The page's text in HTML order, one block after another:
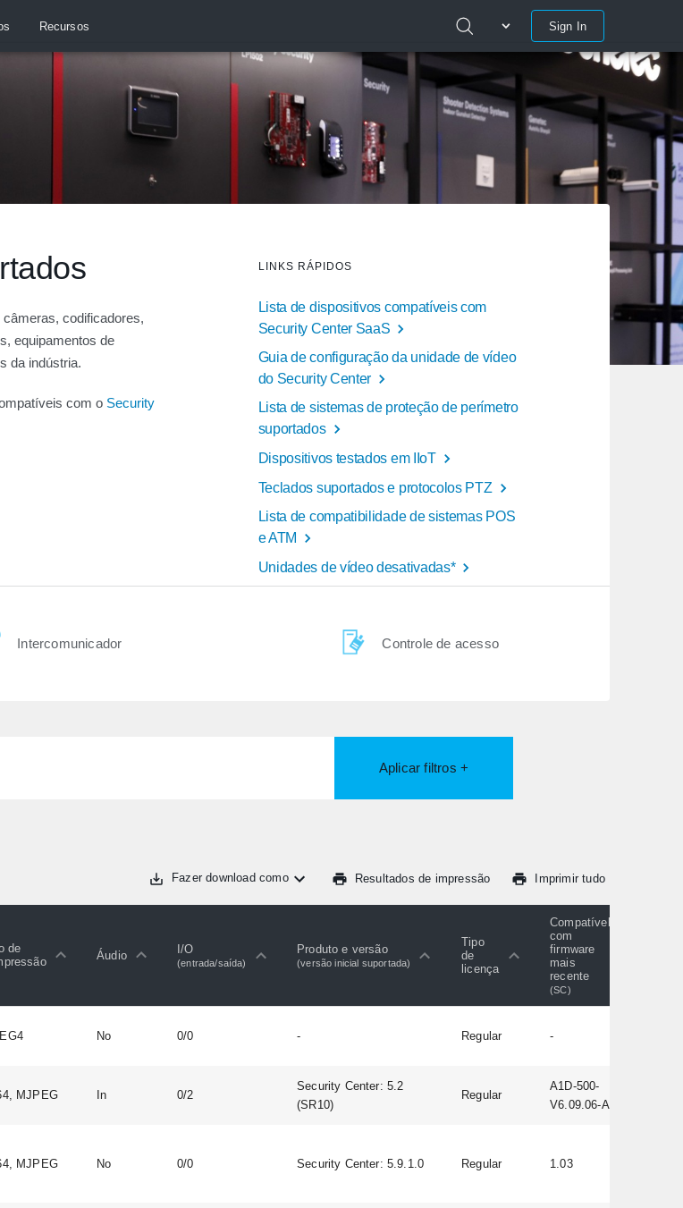
Recursos Sign In
codificadores,
equipamentos de
da indústria.
com o Security
LINKS RÁPIDOS
Lista de dispositivos compatíveis com
Security Center SaaS
Guia de configuração da unidade de vídeo
do Security Center
Lista de sistemas de proteção de perímetro
suportados
Dispositivos testados em IIoT
Teclados suportados e protocolos PTZ
Lista de compatibilidade de sistemas POS
e ATM
Unidades de vídeo desativadas*
Intercomunicador Controle de acesso
Aplicar filtros +
Fazer download como Resultados de impressão Imprimir tudo
de
Áudio I/O
(entrada/saída)
Produto e versão
(versão inicial suportada)
Tipo
de
licença
Compatível
com
firmware
mais
recente
(SC)
No 0/0 - Regular -
MJPEG In 0/2
Security Center: 5.2
(SR10)
Regular
A1D-500-
V6.09.06-AC
MJPEG No 0/0 Security Center: 5.9.1.0 Regular 1.03